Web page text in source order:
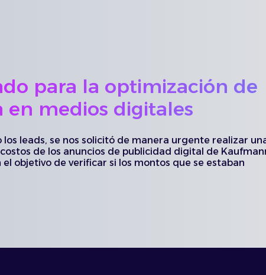
para la optimización de
medios digitales
leads, se nos solicitó de manera urgente realizar
de los anuncios de publicidad digital de
objetivo de verificar si los montos que se estaban